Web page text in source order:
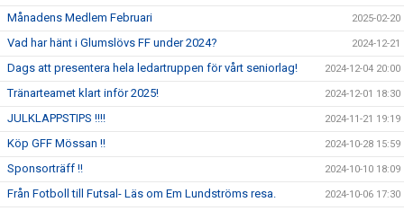
Månadens Medlem Februari 2025-02-20
Vad har hänt i Glumslövs FF under 2024? 2024-12-21
Dags att presentera hela ledartruppen för vårt seniorlag! 2024-12-04 20:00
Tränarteamet klart inför 2025! 2024-12-01 18:30
JULKLAPPSTIPS !!!! 2024-11-21 19:19
Köp GFF Mössan !! 2024-10-28 15:59
Sponsorträff !! 2024-10-10 18:09
Från Fotboll till Futsal- Läs om Em Lundströms resa. 2024-10-06 17:30